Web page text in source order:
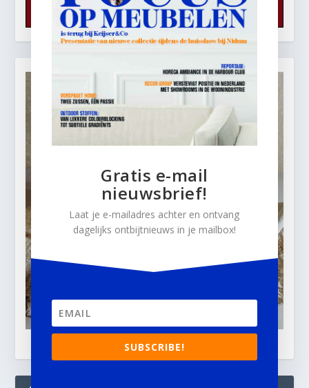
Gratis e-mail
nieuwsbrief!
Laat je e-mailadres achter en ontvang
dagelijks ontbijtnieuws in je mailbox!
SUBSCRIBE!